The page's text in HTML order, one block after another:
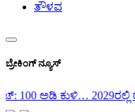
ತೌಳವ
ಬ್ರೇಕಿಂಗ್ ನ್ಯೂಸ್
ಗಾಂಧಿ ಪ್ರಧಾನಿ